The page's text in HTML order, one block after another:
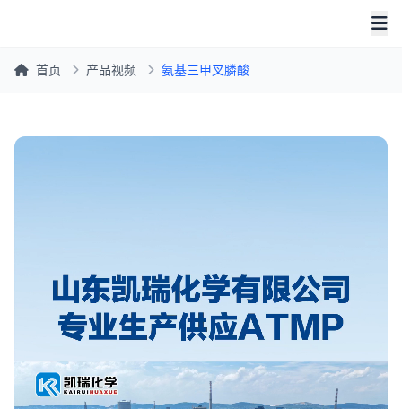
首页 产品视频 氨基三甲叉膦酸